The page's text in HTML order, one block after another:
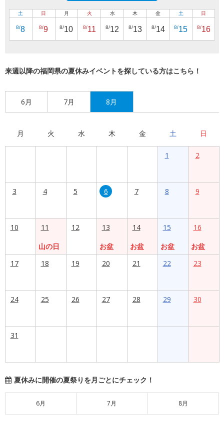
土
8/8
日
8/9
月
8/10
火
8/11
水
8/12
木
8/13
金
8/14
土
8/15
日
8/16
来週以降の福岡県の夏休みイベントを探している方はこちら！
6月 7月 8月
月 火 水 木 金 土 日
1 2
3 4 5 6 7 8 9
10
11
山の日
12
13
お盆
14
お盆
15
お盆
16
お盆
17
18 19 20 21 22 23
24 25 26 27 28 29 30
31
夏休みに開催の夏祭りを月ごとにチェック！
6月 7月 8月